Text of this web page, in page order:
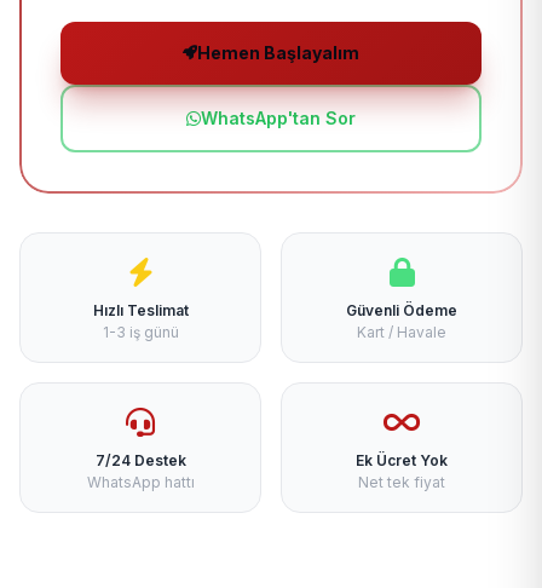
Hemen Başlayalım
WhatsApp'tan Sor
Hızlı Teslimat
1-3 iş günü
Güvenli Ödeme
Kart / Havale
7/24 Destek
WhatsApp hattı
Ek Ücret Yok
Net tek fiyat